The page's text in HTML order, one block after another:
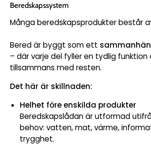
Beredskapssystem
Många beredskapsprodukter består
Bered är byggt som ett
– där varje del fyller en tydlig funktion
tillsammans med resten.
Det här är skillnaden:
Helhet före enskilda produkter
Beredskapslådan är utformad
behov: vatten, mat, värme,
trygghet.